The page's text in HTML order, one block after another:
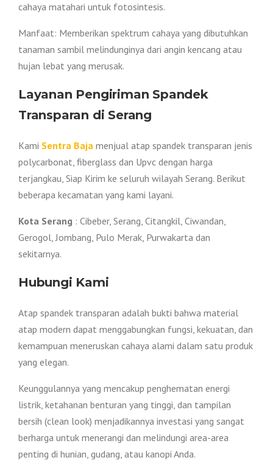
cahaya matahari untuk fotosintesis.
Manfaat: Memberikan spektrum cahaya yang dibutuhkan
tanaman sambil melindunginya dari angin kencang atau
hujan lebat yang merusak.
Layanan Pengiriman Spandek
Transparan di Serang
Kami Sentra Baja menjual atap spandek transparan jenis
polycarbonat, fiberglass dan Upvc dengan harga
terjangkau, Siap Kirim ke seluruh wilayah Serang. Berikut
beberapa kecamatan yang kami layani.
Kota Serang : Cibeber, Serang, Citangkil, Ciwandan,
Gerogol, Jombang, Pulo Merak, Purwakarta dan
sekitarnya.
Hubungi Kami
Atap spandek transparan adalah bukti bahwa material
atap modern dapat menggabungkan fungsi, kekuatan, dan
kemampuan meneruskan cahaya alami dalam satu produk
yang elegan.
Keunggulannya yang mencakup penghematan energi
listrik, ketahanan benturan yang tinggi, dan tampilan
bersih (clean look) menjadikannya investasi yang sangat
berharga untuk menerangi dan melindungi area-area
penting di hunian, gudang, atau kanopi Anda.